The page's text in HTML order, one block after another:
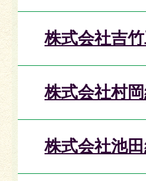
株式会社吉
株式会社村
株式会社池